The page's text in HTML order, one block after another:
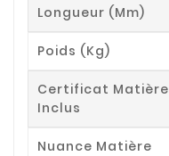
Longueur (mm)
Poids (kg)
Certificat Matière
Inclus
Nuance Matière